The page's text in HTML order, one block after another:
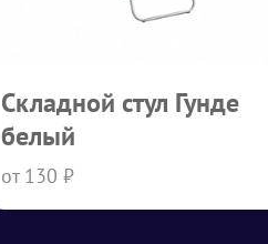
Складной стул Гунде
белый
от 130 ₽